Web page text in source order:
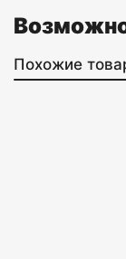
Похожие